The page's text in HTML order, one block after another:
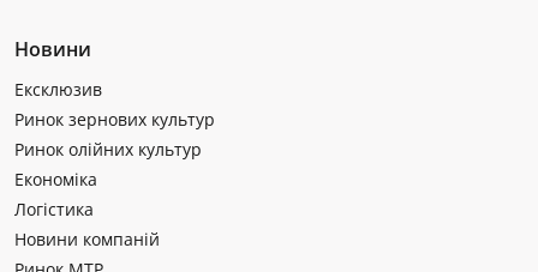
Новини
Ексклюзив
Ринок зернових культур
Ринок олійних культур
Економіка
Логістика
Новини компаній